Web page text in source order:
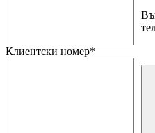
Клиентски номер*